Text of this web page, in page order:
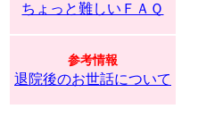
ちょっと難しいＦＡＱ
参考情報
退院後のお世話について